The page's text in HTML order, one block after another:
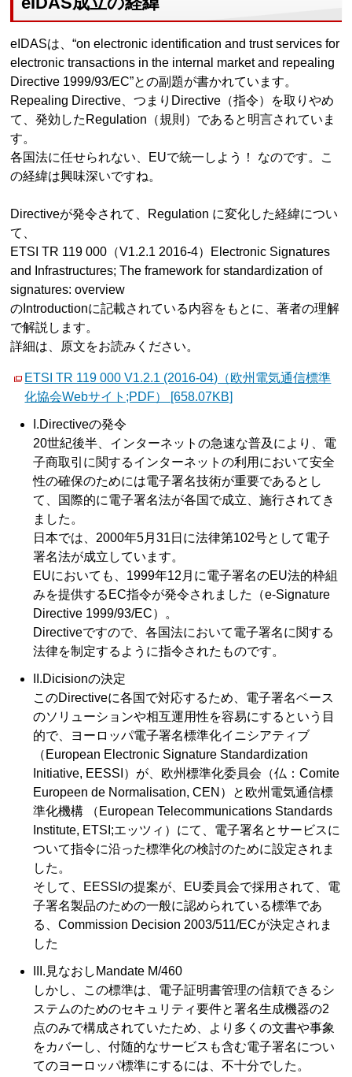
eIDASは、“on electronic identification and trust services for
electronic transactions in the internal market and repealing
Directive 1999/93/EC”との副題が書かれています。
Repealing Directive、つまりDirective（指令）を取りやめ
て、発効したRegulation（規則）であると明言されていま
す。
各国法に任せられない、EUで統一しよう！ なのです。こ
の経緯は興味深いですね。
Directiveが発令されて、Regulation に変化した経緯につい
て、
ETSI TR 119 000（V1.2.1 2016-4）Electronic Signatures
and Infrastructures; The framework for standardization of
signatures: overview
のIntroductionに記載されている内容をもとに、著者の理解
で解説します。
詳細は、原文をお読みください。
ETSI TR 119 000 V1.2.1 (2016-04)（欧州電気通信標準
化協会Webサイト;PDF） [658.07KB]
I.Directiveの発令
20世紀後半、インターネットの急速な普及により、電
子商取引に関するインターネットの利用において安全
性の確保のためには電子署名技術が重要であるとし
て、国際的に電子署名法が各国で成立、施行されてき
ました。
日本では、2000年5月31日に法律第102号として電子
署名法が成立しています。
EUにおいても、1999年12月に電子署名のEU法的枠組
みを提供するEC指令が発令されました（e-Signature
Directive 1999/93/EC）。
Directiveですので、各国法において電子署名に関する
法律を制定するように指令されたものです。
II.Dicisionの決定
このDirectiveに各国で対応するため、電子署名ベース
のソリューションや相互運用性を容易にするという目
的で、ヨーロッパ電子署名標準化イニシアティブ
（European Electronic Signature Standardization
Initiative, EESSI）が、欧州標準化委員会（仏：Comite
Europeen de Normalisation, CEN）と欧州電気通信標
準化機構 （European Telecommunications Standards
Institute, ETSI;エッツィ）にて、電子署名とサービスに
ついて指令に沿った標準化の検討のために設定されま
した。
そして、EESSIの提案が、EU委員会で採用されて、電
子署名製品のための一般に認められている標準であ
る、Commission Decision 2003/511/ECが決定されま
した
III.見なおしMandate M/460
しかし、この標準は、電子証明書管理の信頼できるシ
ステムのためのセキュリティ要件と署名生成機器の2
点のみで構成されていたため、より多くの文書や事象
をカバーし、付随的なサービスも含む電子署名につい
てのヨーロッパ標準にするには、不十分でした。